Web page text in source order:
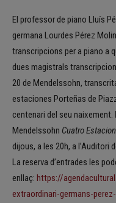
El professor de piano Lluís
germana Lourdes Pérez
transcripcions per a piano a
dues magistrals
20 de Mendelssohn,
estaciones Porteñas de
centenari del seu naixement.
Mendelssohn Cuatro
dijous, a les 20h, a l’Auditori
La reserva d’entrades les
enllaç: https://
extraordinari-germans-